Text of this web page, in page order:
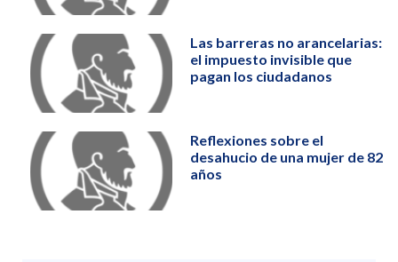
Las barreras no arancelarias:
el impuesto invisible que
pagan los ciudadanos
Reflexiones sobre el
desahucio de una mujer de 82
años